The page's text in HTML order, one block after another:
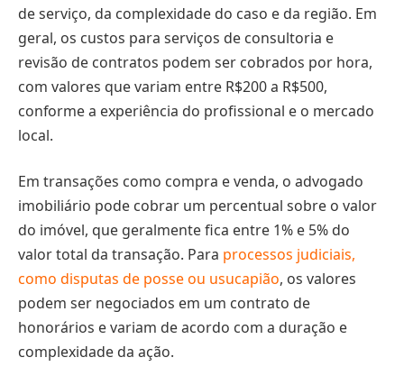
de serviço, da complexidade do caso e da região. Em
geral, os custos para serviços de consultoria e
revisão de contratos podem ser cobrados por hora,
com valores que variam entre R$200 a R$500,
conforme a experiência do profissional e o mercado
local.
Em transações como compra e venda, o advogado
imobiliário pode cobrar um percentual sobre o valor
do imóvel, que geralmente fica entre 1% e 5% do
valor total da transação. Para processos judiciais,
como disputas de posse ou usucapião, os valores
podem ser negociados em um contrato de
honorários e variam de acordo com a duração e
complexidade da ação.